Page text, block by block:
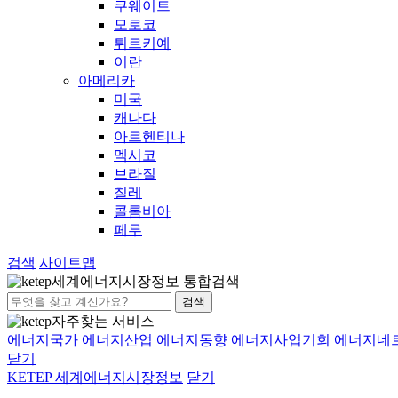
쿠웨이트
모로코
튀르키예
이란
아메리카
미국
캐나다
아르헨티나
멕시코
브라질
칠레
콜롬비아
페루
검색 사이트맵
세계에너지시장정보 통합검색
검색
자주찾는 서비스
에너지국가 에너지산업 에너지동향 에너지사업기회 에너지네
닫기
KETEP 세계에너지시장정보 닫기